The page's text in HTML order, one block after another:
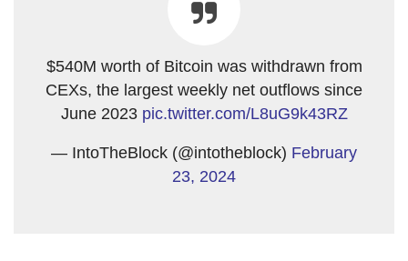
$540M worth of Bitcoin was withdrawn from
CEXs, the largest weekly net outflows since
June 2023 pic.twitter.com/L8uG9k43RZ
— IntoTheBlock (@intotheblock) February
23, 2024